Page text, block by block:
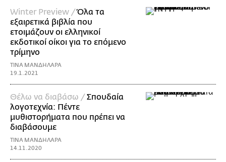
Winter Preview /Όλα τα
εξαιρετικά βιβλία που
ετοιμάζουν οι ελληνικοί
εκδοτικοί οίκοι για το επόμενο
τρίμηνο
ΤΙΝΑ ΜΑΝΔΗΛΑΡΑ
19.1.2021
Θέλω να διαβάσω /Σπουδαία
λογοτεχνία: Πέντε
μυθιστορήματα που πρέπει να
διαβάσουμε
ΤΙΝΑ ΜΑΝΔΗΛΑΡΑ
14.11.2020